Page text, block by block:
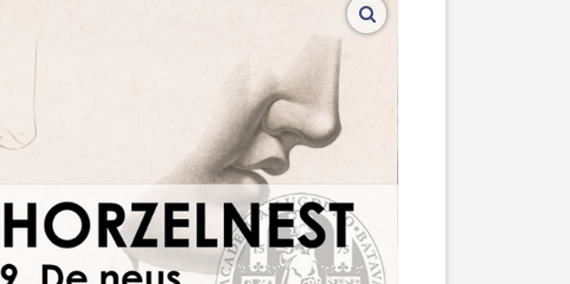
vergroot afbeeldingen